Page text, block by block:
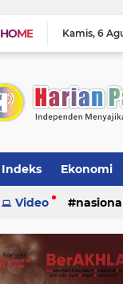
HOME
Kamis 6
Indeks Ekonomi
Video